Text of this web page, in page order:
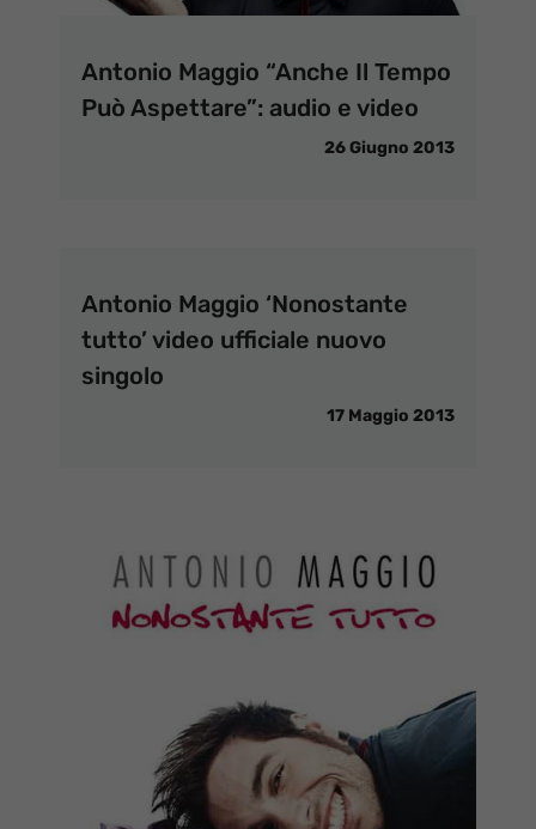
Antonio Maggio “Anche Il Tempo
Può Aspettare”: audio e video
26 Giugno 2013
Antonio Maggio ‘Nonostante
tutto’ video ufficiale nuovo
singolo
17 Maggio 2013